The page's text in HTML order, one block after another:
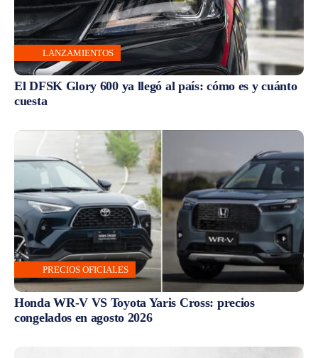
LANZAMIENTOS
El DFSK Glory 600 ya llegó al país: cómo es y cuánto
cuesta
PRECIOS OFICIALES
Honda WR-V VS Toyota Yaris Cross: precios
congelados en agosto 2026